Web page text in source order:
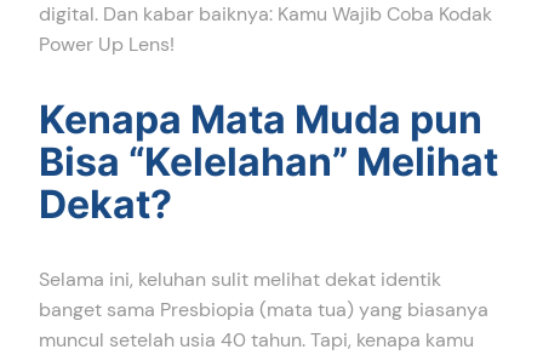
digital. Dan kabar baiknya: Kamu Wajib Coba Kodak
Power Up Lens!
Kenapa Mata Muda pun
Bisa “Kelelahan” Melihat
Dekat?
Selama ini, keluhan sulit melihat dekat identik
banget sama Presbiopia (mata tua) yang biasanya
muncul setelah usia 40 tahun. Tapi, kenapa kamu